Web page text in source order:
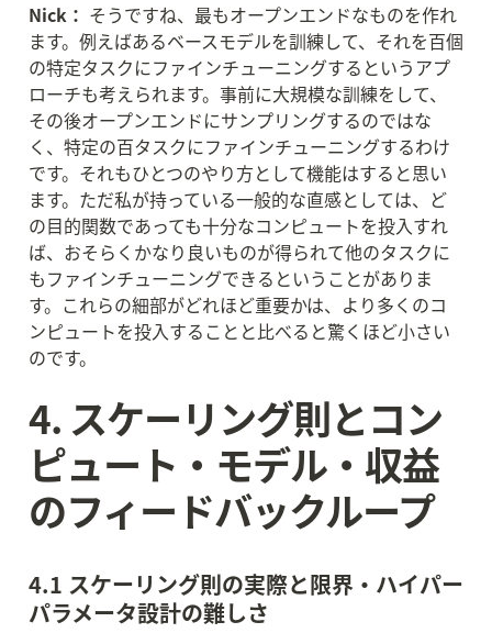
Nick： そうですね、最もオープンエンドなものを作れ
ます。例えばあるベースモデルを訓練して、それを百個
の特定タスクにファインチューニングするというアプ
ローチも考えられます。事前に大規模な訓練をして、
その後オープンエンドにサンプリングするのではな
く、特定の百タスクにファインチューニングするわけ
です。それもひとつのやり方として機能はすると思い
ます。ただ私が持っている一般的な直感としては、ど
の目的関数であっても十分なコンピュートを投入すれ
ば、おそらくかなり良いものが得られて他のタスクに
もファインチューニングできるということがありま
す。これらの細部がどれほど重要かは、より多くのコ
ンピュートを投入することと比べると驚くほど小さい
のです。
4. スケーリング則とコン
ピュート・モデル・収益
のフィードバックループ
4.1 スケーリング則の実際と限界・ハイパー
パラメータ設計の難しさ